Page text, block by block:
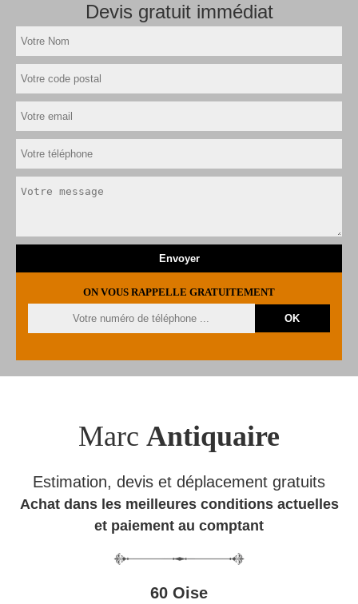
Devis gratuit immédiat
ON VOUS RAPPELLE GRATUITEMENT
Marc Antiquaire
Estimation, devis et déplacement gratuits
Achat dans les meilleures conditions actuelles
et paiement au comptant
60 Oise